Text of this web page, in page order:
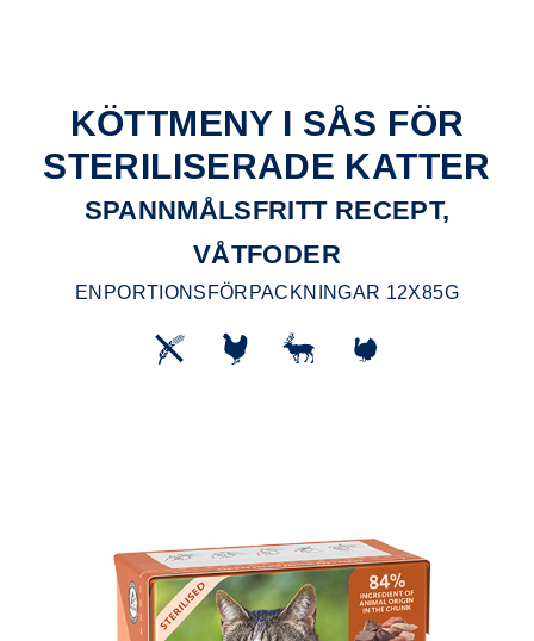
KÖTTMENY I SÅS FÖR
STERILISERADE KATTER
SPANNMÅLSFRITT RECEPT,
VÅTFODER
ENPORTIONSFÖRPACKNINGAR 12X85G